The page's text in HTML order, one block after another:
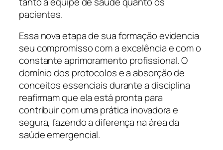
pacientes.
Essa nova etapa de sua formação evidencia
seu compromisso com a excelência e com o
constante aprimoramento profissional. O
domínio dos protocolos e a absorção de
conceitos essenciais durante a disciplina
reafirmam que ela está pronta para
contribuir com uma prática inovadora e
segura, fazendo a diferença na área da
saúde emergencial.